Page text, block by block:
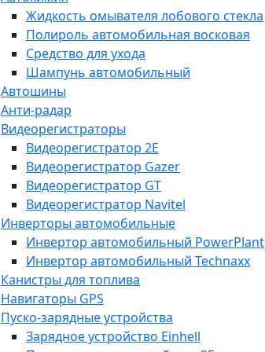
Жидкость омывателя лобового стекла
Полироль автомобильная восковая
Средство для ухода
Шампунь автомобильный
Автошины
Анти-радар
Видеорегистраторы
Видеорегистратор 2E
Видеорегистратор Gazer
Видеорегистратор GT
Видеорегистратор Navitel
Инверторы автомобильные
Инвертор автомобильный PowerPlant
Инвертор автомобильный Technaxx
Канистры для топлива
Навигаторы GPS
Пуско-зарядные устройства
Зарядное устройство Einhell